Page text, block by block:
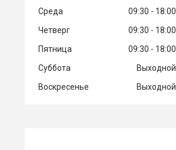
Среда
09:30
18:00
Четверг
09:30
18:00
Пятница
09:30
18:00
Суббота
Выходной
Воскресенье
Выходной